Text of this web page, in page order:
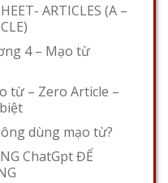
ARTICLES (A –
4 – Mạo từ
từ – Zero Article –
dùng mạo từ?
ChatGpt ĐỂ